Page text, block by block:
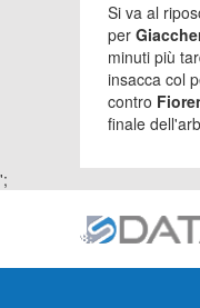
Si va al
per
minuti più
insacca col
contro
finale
';